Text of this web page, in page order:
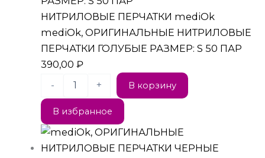
НИТРИЛОВЫЕ ПЕРЧАТКИ mediOk
mediOk, ОРИГИНАЛЬНЫЕ НИТРИЛОВЫЕ
ПЕРЧАТКИ ГОЛУБЫЕ РАЗМЕР: S 50 ПАР
390,00₽
-
+ В корзину
В избранное